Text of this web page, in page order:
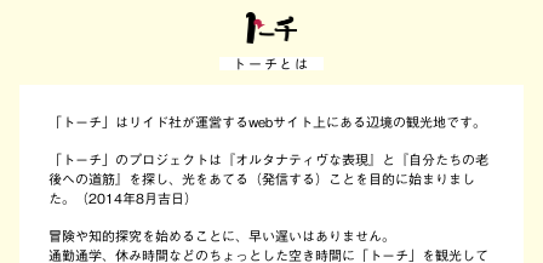
トーチとは
「トーチ」はリイド社が運営するwebサイト上にある辺境の観光地です。
「トーチ」のプロジェクトは『オルタナティヴな表現』と『自分たちの老
後への道筋』を探し、光をあてる（発信する）ことを目的に始まりまし
た。（2014年8月吉日）
冒険や知的探究を始めることに、早い遅いはありません。
通勤通学、休み時間などのちょっとした空き時間に「トーチ」を観光して